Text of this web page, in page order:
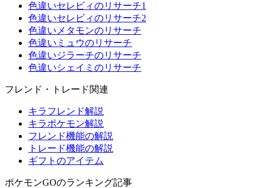
色違いセレビィのリサーチ1
色違いセレビィのリサーチ2
色違いメタモンのリサーチ
色違いミュウのリサーチ
色違いジラーチのリサーチ
色違いシェイミのリサーチ
フレンド・トレード関連
キラフレンド解説
キラポケモン解説
フレンド機能の解説
トレード機能の解説
ギフトのアイテム
ポケモンGOのランキング記事